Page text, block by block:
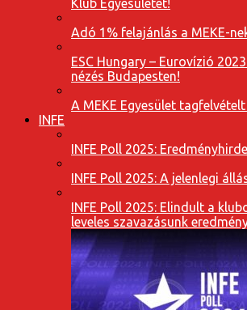
Klub Egyesületet!
Adó 1% felajánlás a MEKE-
ESC Hungary – Eurovízió
nézés Budapesten!
A MEKE Egyesület
INFE
INFE Poll 2025:
INFE Poll 2025: A jelenlegi
INFE Poll 2025: Elindult a
leveles szavazásunk